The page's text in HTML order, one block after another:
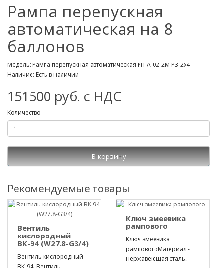
Рампа перепускная
автоматическая на 8
баллонов
Модель: Рампа перепускная автоматическая РП-А-02-2М-Р3-2х4
Наличие: Есть в наличии
151500 руб. с НДС
Количество
В корзину
Рекомендуемые товары
Вентиль
кислородный
ВК-94 (W27.8-G3/4)
Вентиль кислородный
ВК-94. Вентиль
Ключ змеевика
рампового
Ключ змеевика
рамповогоМатериал -
нержавеющая сталь..